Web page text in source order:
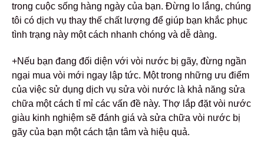
trong cuộc sống hàng ngày của bạn. Đừng lo lắng, chúng
tôi có dịch vụ thay thế chất lượng để giúp bạn khắc phục
tình trạng này một cách nhanh chóng và dễ dàng.
+Nếu bạn đang đối diện với vòi nước bị gãy, đừng ngần
ngại mua vòi mới ngay lập tức. Một trong những ưu điểm
của việc sử dụng dịch vụ sửa vòi nước là khả năng sửa
chữa một cách tỉ mỉ các vấn đề này. Thợ lắp đặt vòi nước
giàu kinh nghiệm sẽ đánh giá và sửa chữa vòi nước bị
gãy của bạn một cách tận tâm và hiệu quả.